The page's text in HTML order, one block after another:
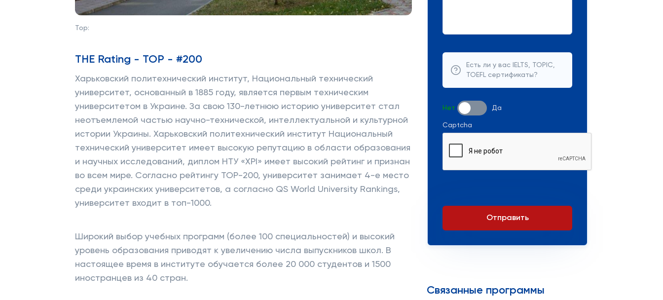
Top:
THE Rating - TOP - #200
Харьковский политехнический институт, Национальный технический
университет, основанный в 1885 году, является первым техническим
университетом в Украине. За свою 130-летнюю историю университет стал
неотъемлемой частью научно-технической, интеллектуальной и культурной
истории Украины. Харьковский политехнический институт Национальный
технический университет имеет высокую репутацию в области образования
и научных исследований, диплом НТУ «XPI» имеет высокий рейтинг и признан
во всем мире. Согласно рейтингу TOP-200, университет занимает 4-е место
среди украинских университетов, а согласно QS World University Rankings,
университет входит в топ-1000.
Широкий выбор учебных программ (более 100 специальностей) и высокий
уровень образования приводят к увеличению числа выпускников школ. В
настоящее время в институте обучается более 20 000 студентов и 1500
иностранцев из 40 стран.
Есть ли у вас IELTS, TOPIC,
TOEFL сертификаты?
Нет Да
Captcha
Отправить
Связанные программы